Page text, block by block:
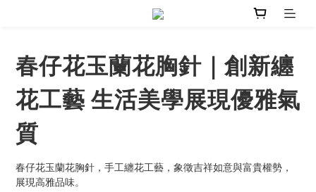
春仔花玉蘭花胸針｜創新纏
花工藝 生活美學展現優雅氣
質
春仔花玉蘭花胸針，手工纏花工藝，象徵吉祥如意與富貴權勢，
展現高雅品味。